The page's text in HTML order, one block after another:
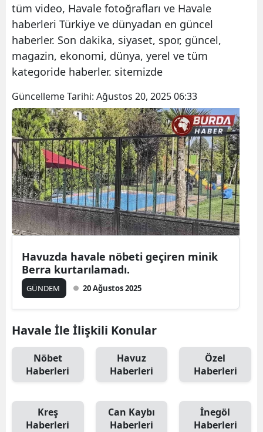
tüm video, Havale fotoğrafları ve Havale
haberleri Türkiye ve dünyadan en güncel
haberler. Son dakika, siyaset, spor, güncel,
magazin, ekonomi, dünya, yerel ve tüm
kategoride haberler. sitemizde
Güncelleme Tarihi: Ağustos 20, 2025 06:33
Havuzda havale nöbeti geçiren minik
Berra kurtarılamadı.
GÜNDEM 20 Ağustos 2025
Havale İle İlişkili Konular
Nöbet
Haberleri
Havuz
Haberleri
Özel
Haberleri
Kreş
Haberleri
Can Kaybı
Haberleri
İnegöl
Haberleri